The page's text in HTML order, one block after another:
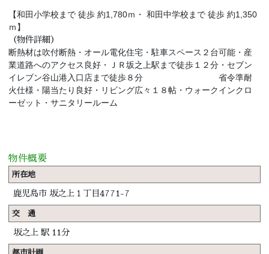
【和田小学校まで 徒歩 約1,780ｍ・ 和田中学校まで 徒歩 約1,350
ｍ】
（物件詳細）
断熱材は吹付断熱・オール電化住宅・駐車スペース２台可能・産
業道路へのアクセス良好・ＪＲ坂之上駅まで徒歩１２分・セブン
イレブン谷山港入口店まで徒歩８分 省令準耐
火仕様・陽当たり良好・リビング広々１８帖・ウォークインクロ
ーゼット・サニタリールーム
物件概要
所在地
鹿児島市 坂之上１丁目4771-7
交 通
坂之上 駅11分
都市計画